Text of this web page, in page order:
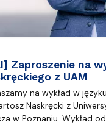
Zaproszenie na
z UAM
na wykład w
Naskręcki z
w Poznaniu. Wykład